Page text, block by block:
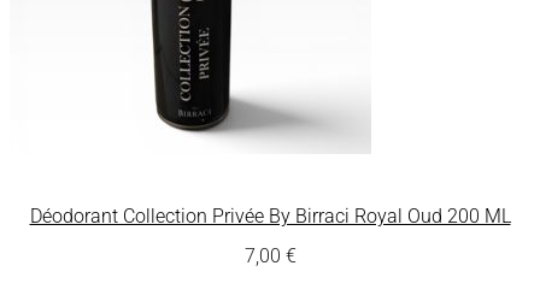
Déodorant Collection Privée By Birraci Royal Oud 200 ML
7,00 €